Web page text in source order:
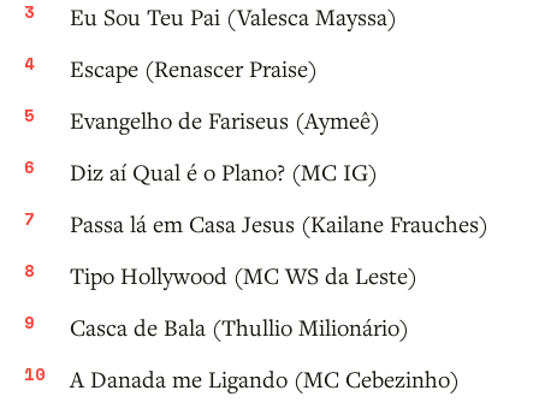
Eu Sou Teu Pai (Valesca Mayssa)
Escape (Renascer Praise)
Evangelho de Fariseus (Aymeê)
Diz aí Qual é o Plano? (MC IG)
Passa lá em Casa Jesus (Kailane Frauches)
Tipo Hollywood (MC WS da Leste)
Casca de Bala (Thullio Milionário)
A Danada me Ligando (MC Cebezinho)